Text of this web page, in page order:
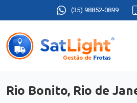
(35) 98852-0899
Rio Bonito, Rio de